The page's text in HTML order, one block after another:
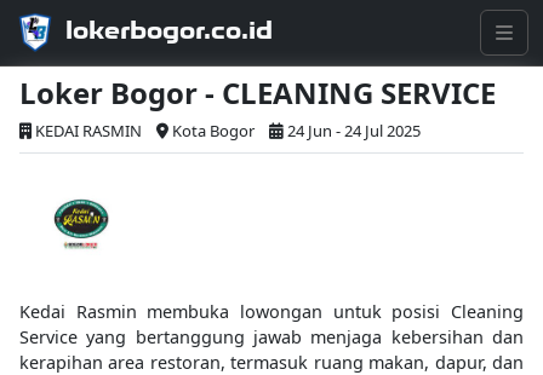
lokerbogor.co.id
Loker Bogor - CLEANING SERVICE
KEDAI RASMIN Kota Bogor 24 Jun - 24 Jul 2025
Kedai Rasmin membuka lowongan untuk posisi Cleaning
Service yang bertanggung jawab menjaga kebersihan dan
kerapihan area restoran, termasuk ruang makan, dapur, dan